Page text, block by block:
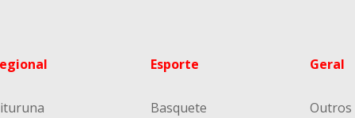
Esporte
Basquete
Geral
Outros